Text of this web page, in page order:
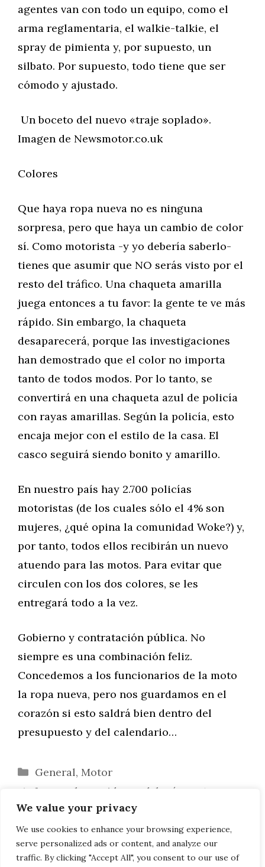
We value your privacy
We use cookies to enhance your browsing experience,
serve personalized ads or content, and analyze our
traffic. By clicking "Accept All", you consent to our use of
agentes van con todo un equipo, como el
arma reglamentaria, el walkie-talkie, el
spray de pimienta y, por supuesto, un
silbato. Por supuesto, todo tiene que ser
cómodo y ajustado.
Un boceto del nuevo «traje soplado».
Imagen de Newsmotor.co.uk
Colores
Que haya ropa nueva no es ninguna
sorpresa, pero que haya un cambio de color
sí. Como motorista -y yo debería saberlo-
tienes que asumir que NO serás visto por el
resto del tráfico. Una chaqueta amarilla
juega entonces a tu favor: la gente te ve más
rápido. Sin embargo, la chaqueta
desaparecerá, porque las investigaciones
han demostrado que el color no importa
tanto de todos modos. Por lo tanto, se
convertirá en una chaqueta azul de policía
con rayas amarillas. Según la policía, esto
encaja mejor con el estilo de la casa. El
casco seguirá siendo bonito y amarillo.
En nuestro país hay 2.700 policías
motoristas (de los cuales sólo el 4% son
mujeres, ¿qué opina la comunidad Woke?) y,
por tanto, todos ellos recibirán un nuevo
atuendo para las motos. Para evitar que
circulen con los dos colores, se les
entregará todo a la vez.
Gobierno y contratación pública. No
siempre es una combinación feliz.
Concedemos a los funcionarios de la moto
la ropa nueva, pero nos guardamos en el
corazón si esto saldrá bien dentro del
presupuesto y del calendario…
Categorías
General, Motor
Los coches ruidosos deberían estar
«prohibidos».
Todo el mundo se va de vacaciones con
una caravana o autocaravana.